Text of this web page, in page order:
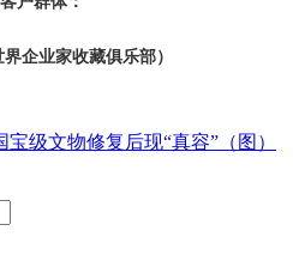
企业家收藏俱乐部）
宝级文物修复后现“真容”（图）